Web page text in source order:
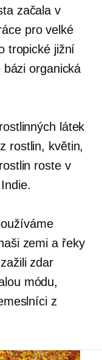
začala v
pro velké
tropické jižní
bázi organická
látek
rostlin, květin,
roste v
zemi a řeky
zdar
módu,
z